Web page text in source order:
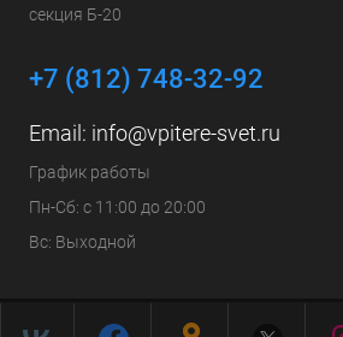
секция Б-20
+7 (812) 748-32-92
Email: info@vpitere-svet.ru
График работы
Пн-Сб: с 11:00 до 20:00
Вс: Выходной